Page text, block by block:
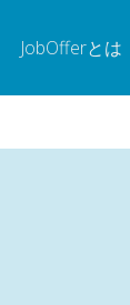
JobOfferとは